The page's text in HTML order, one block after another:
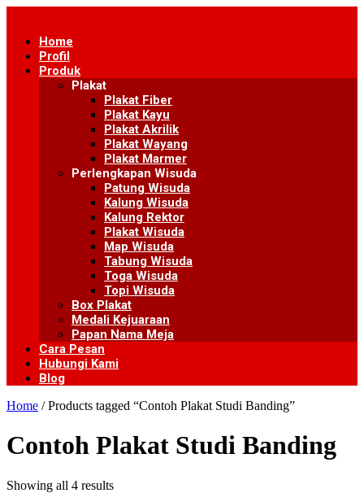
contentHome
Profil
Produk
Plakat
Plakat Fiber
Plakat Kayu
Plakat Akrilik
Plakat Wayang
Plakat Marmer
Perlengkapan Wisuda
Patung Wisuda
Kalung Wisuda
Kalung Rektor
Plakat Wisuda
Map Wisuda
Tabung Wisuda
Toga Wisuda
Topi Wisuda
Box Plakat
Medali Kejuaraan
Papan Nama Meja
Cara Pesan
Hubungi Kami
Blog
Home / Products tagged “Contoh Plakat Studi Banding”
Contoh Plakat Studi Banding
Showing all 4 results